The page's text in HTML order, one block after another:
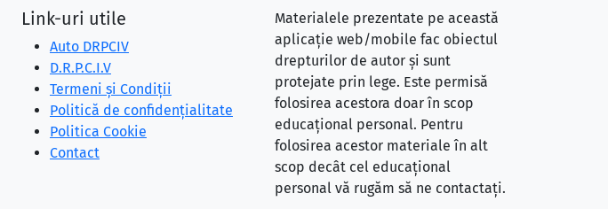
Link-uri utile
Auto DRPCIV
D.R.P.C.I.V
Termeni și Condiții
Politică de confidențialitate
Politica Cookie
Contact
Materialele prezentate pe această
aplicație web/mobile fac obiectul
drepturilor de autor și sunt
protejate prin lege. Este permisă
folosirea acestora doar în scop
educațional personal. Pentru
folosirea acestor materiale în alt
scop decât cel educațional
personal vă rugăm să ne contactați.